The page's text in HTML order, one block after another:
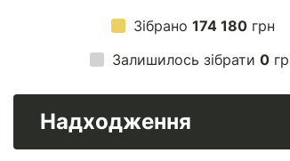
Зібрано174 180 грн
Залишилось зібрати 0
Надходження